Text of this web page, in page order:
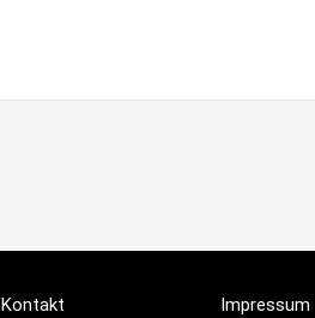
Kontakt Impressum